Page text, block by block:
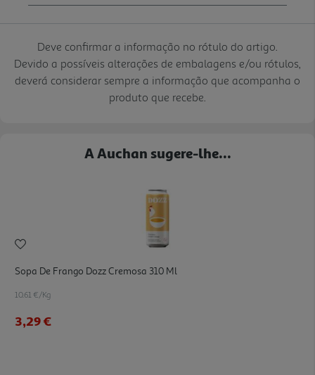
Deve confirmar a informação no rótulo do artigo.
Devido a possíveis alterações de embalagens e/ou rótulos,
deverá considerar sempre a informação que acompanha o
produto que recebe.
A Auchan sugere-lhe...
Sopa De Frango Dozz Cremosa 310 Ml
10.61 €/Kg
3,29 €